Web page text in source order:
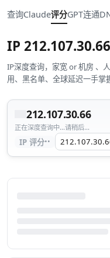
查询Claude评分GPT连通
IP 212.107.30.66
IP深度查询，家宽 or 机房 、
用、黑名单、全球延迟一手掌
212.107.30.66
正在深度查询中...请稍后...
IP 评分··